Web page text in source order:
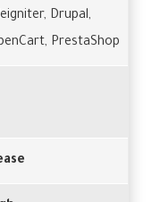
Drupal,
PrestaShop